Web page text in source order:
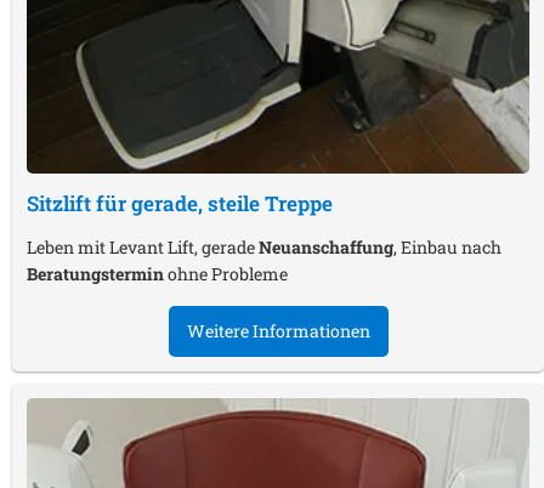
Sitzlift für gerade, steile Treppe
Leben mit Levant Lift, geradeNeuanschaffung, Einbau nach
Beratungsterminohne Probleme
Weitere Informationen